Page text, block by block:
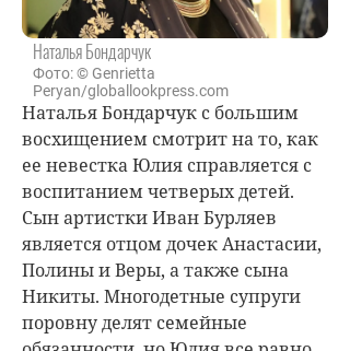
Наталья Бондарчук
Фото: © Genrietta
Peryan/globallookpress.com
Наталья Бондарчук с большим
восхищением смотрит на то, как
ее невестка Юлия справляется с
воспитанием четверых детей.
Сын артистки Иван Бурляев
является отцом дочек Анастасии,
Полины и Веры, а также сына
Никиты. Многодетные супруги
поровну делят семейные